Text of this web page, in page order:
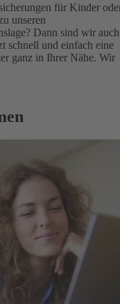
für Kinder
unseren
Dann sind wir auch
schnell und einfach eine
ganz in Ihrer Nähe. Wir